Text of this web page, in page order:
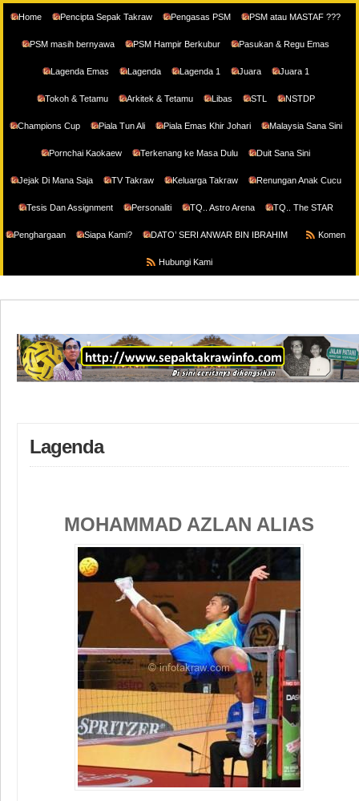
Home Pencipta Sepak Takraw Pengasas PSM PSM atau MASTAF ???
PSM masih bernyawa PSM Hampir Berkubur Pasukan & Regu Emas
Lagenda Emas Lagenda Lagenda 1 Juara Juara 1
Tokoh & Tetamu Arkitek & Tetamu Libas STL NSTDP
Champions Cup Piala Tun Ali Piala Emas Khir Johari Malaysia Sana Sini
Pornchai Kaokaew Terkenang ke Masa Dulu Duit Sana Sini
Jejak Di Mana Saja TV Takraw Keluarga Takraw Renungan Anak Cucu
Tesis Dan Assignment Personaliti TQ.. Astro Arena TQ.. The STAR
Penghargaan Siapa Kami? DATO’ SERI ANWAR BIN IBRAHIM Komen
Hubungi Kami
Lagenda
MOHAMMAD AZLAN ALIAS